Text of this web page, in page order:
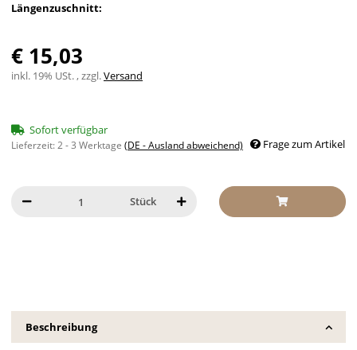
Längenzuschnitt:
€ 15,03
inkl. 19% USt. , zzgl.Versand
Sofort verfügbar
Lieferzeit:2 - 3 Werktage (DE - Ausland abweichend) Frage zum Artikel
Stück
Beschreibung